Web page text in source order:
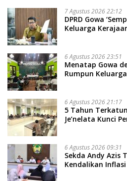
7 Agustus 2026 22:12
DPRD Gowa
Keluarga
6 Agustus 2026 23:51
Menatap Gowa
Rumpun
Soal Adat dan
6 Agustus 2026 21:17
5 Tahun
Je’nelata Kunci
6 Agustus 2026 09:31
Sekda Andy Azis
Kendalikan